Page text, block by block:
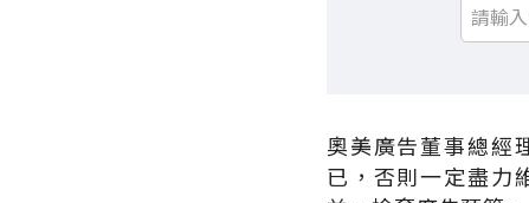
奧美廣告董事總經
已，否則一定盡力